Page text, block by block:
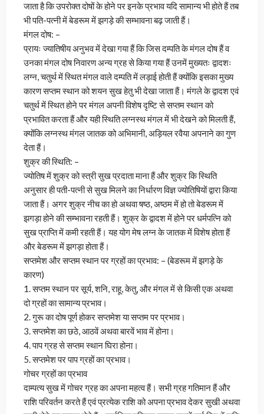
जाता है कि उपरोक्त दोषों के होने पर इनके प्रभाव यदि सामान्य भी होते हैं तब
भी पति-पत्नी में बेडरूम में झगड़े की सम्भावना बढ़ जाती हैं।
मंगल दोष: –
प्रायः ज्यातिषीय अनुभव में देखा गया हैं कि जिस दम्पति के मंगल दोष हैं व
उनका मंगल दोष निवारण अन्य ग्रह से किया गया हैं उनमें मुख्यतः द्वादशः
लग्न, चतुर्थ में स्थित मंगल वाले दम्पति में लड़ाई होती हैं क्योंकि इसका मुख्य
कारण सप्तम स्थान को शयन सुख हेतु भी देखा जाता हैं। मंगले के द्वादश एवं
चतुर्थ में स्थित होने पर मंगल अपनी विशेष दृष्टि से सप्तम स्थान को
प्रभावित करता हैं और यही स्थिति लग्नस्थ मंगल में भी देखने को मिलती हैं,
क्योंकि लग्नस्थ मंगल जातक को अभिमानी, अड़ियल रवैया अपनाने का गुण
देता हैं।
शुक्र की स्थिति: –
ज्योतिष में शुक्र को स्त्री सुख प्रदाता माना हैं और शुक्र कि स्थिति
अनुसार ही पती-पत्नी से सुख मिलने का निर्धारण विज्ञ ज्योतिषियों द्वारा किया
जाता हैं। अगर शुक्र नीच का हो अथवा षष्ठ, अष्ठम में हो तो बेडरूम में
झगड़ा होने की सम्भावना रहती हैं। शुक्र के द्वादश में होने पर धर्मपत्नि को
सुख प्राप्ति में कमी रहती हैं। यह योग मेष लग्न के जातक में विशेष होता हैं
और बेडरूम में झगड़ा होता हैं।
सप्तमेश और सप्तम स्थान पर ग्रहों का प्रभाव: – (बेडरूम में झगड़े के
कारण)
1. सप्तम स्थान पर सूर्य, शनि, राहू, केतु, और मंगल में से किसी एक अथवा
दो ग्रहों का सामान्य प्रभाव।
2. गुरू का दोष पूर्ण होकर सप्तमेश या सप्तम पर प्रभाव।
3. सप्तमेश का छठे, आठवें अथवा बारवें भाव में होना।
4. पाप ग्रह से सप्तम स्थान घिरा होना।
5. सप्तमेश पर पाप ग्रहों का प्रभाव।
गोचर ग्रहों का प्रभाव
दाम्पत्य सुख में गोचर ग्रह का अपना महत्व हैं। सभी ग्रह गतिमान हैं और
राशि परिवर्तन करते हैं एवं प्रत्येक राशि को अपना प्रभाव देकर सुखी अथवा